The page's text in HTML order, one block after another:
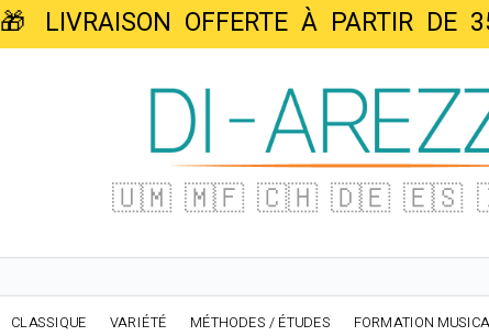
🎁 LIVRAISON OFFERTE À PARTIR
🇺🇲 🇲🇫 🇨🇭 🇩🇪 🇪🇸
CLASSIQUE VARIÉTÉ MÉTHODES / ÉTUDES FORMATION